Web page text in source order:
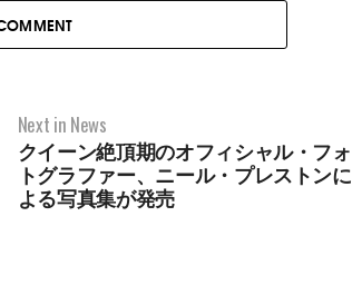
Next in News
クイーン絶頂期のオフィシャル・フォ
トグラファー、ニール・プレストンに
よる写真集が発売